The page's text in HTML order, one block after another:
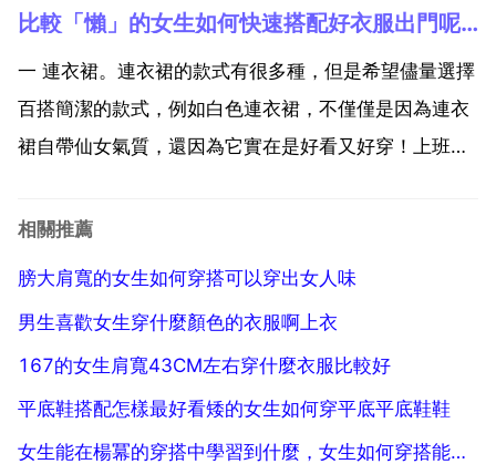
來更窄，同時可以很好的掩飾住女生手臂的粗壯。3 寬
領上衣要點 寬領口的設計是具有一定弧度的，美眉們
可...
比較「懶」的女生如何快速搭配好衣服出門呢？
一 連衣裙。連衣裙的款式有很多種，但是希望儘量選擇
百搭簡潔的款式，例如白色連衣裙，不僅僅是因為連衣
裙自帶仙女氣質，還因為它實在是好看又好穿！上班族
範，穿上它分分鐘有希望獲得異性的喜歡。二 喇叭袖上
相關推薦
膀大肩寬的女生如何穿搭可以穿出女人味
男生喜歡女生穿什麼顏色的衣服啊上衣
167的女生肩寬43CM左右穿什麼衣服比較好
平底鞋搭配怎樣最好看矮的女生如何穿平底平底鞋鞋
女生能在楊冪的穿搭中學習到什麼，女生如何穿搭能穿出楊冪那種時尚感